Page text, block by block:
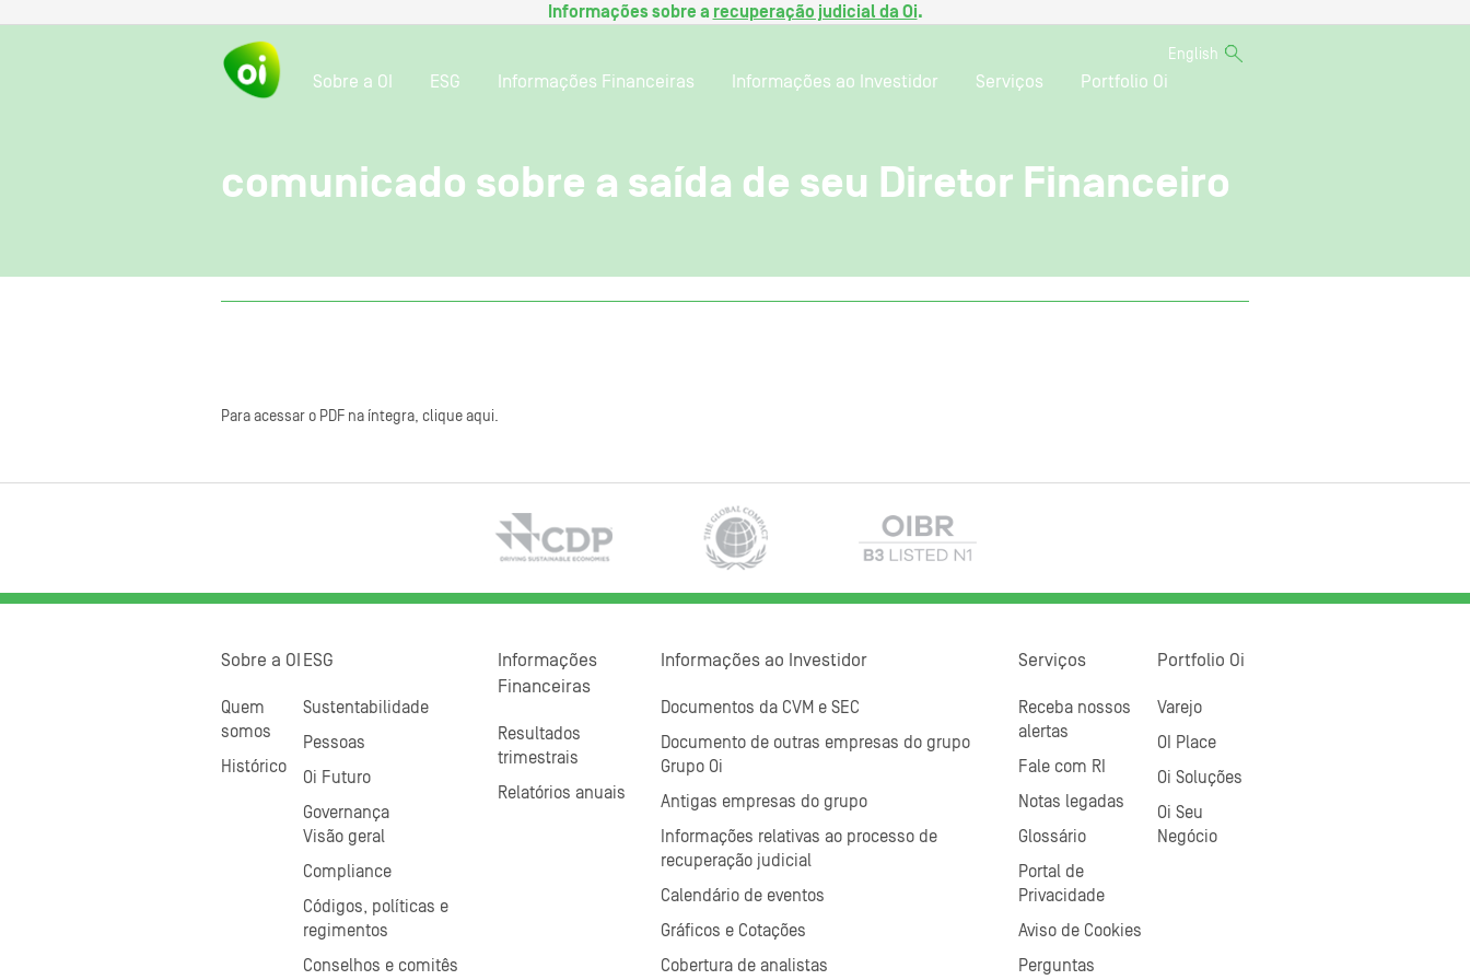
Informações sobre a recuperação judicial da Oi.
English
Sobre a OI ESG Informações Financeiras Informações ao Investidor Serviços Portfolio Oi
comunicado sobre a saída de seu Diretor Financeiro
Para acessar o PDF na íntegra, clique aqui.
Sobre a OI
Quem
somos
Histórico
ESG
Sustentabilidade
Pessoas
Oi Futuro
Governança
Visão geral
Compliance
Códigos, políticas e
regimentos
Conselhos e comitês
Informações
Financeiras
Resultados
trimestrais
Relatórios anuais
Informações ao Investidor
Documentos da CVM e SEC
Documento de outras empresas do grupo
Grupo Oi
Antigas empresas do grupo
Informações relativas ao processo de
recuperação judicial
Calendário de eventos
Gráficos e Cotações
Cobertura de analistas
Serviços
Receba nossos
alertas
Fale com RI
Notas legadas
Glossário
Portal de
Privacidade
Aviso de Cookies
Perguntas
Portfolio Oi
Varejo
OI Place
Oi Soluções
Oi Seu
Negócio